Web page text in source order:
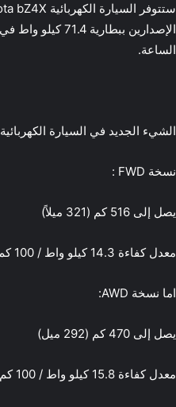
الساعة.
الشيء الجديد في السيارة الكهربائية Toyota bZ4X هو نطاق WLTP في الطرازين كالتالي:
نسخة FWD :
يصل إلى 516 كم (321 ميلاً)
معدل كفاءة 14.3 كيلو واط / 100 كم
اما نسخة AWD:
يصل إلى 470 كم (292 ميل)
معدل كفاءة 15.8 كيلو واط / 100 كم